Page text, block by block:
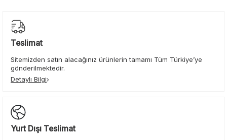
Teslimat
Sitemizden satın alacağınız ürünlerin tamamı Tüm Türkiye’ye
gönderilmektedir.
Detaylı Bilgi
Yurt Dışı Teslimat